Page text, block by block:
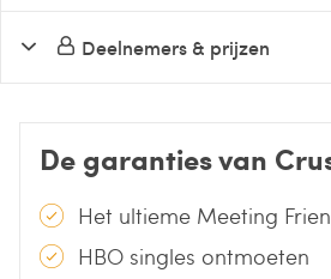
Deelnemers & prijzen
De garanties van
Het ultieme Meeting
HBO singles ontmoeten